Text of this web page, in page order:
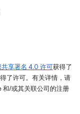
共享署名 4.0 许可获得了
了许可。有关详情，请
/或其关联公司的注册